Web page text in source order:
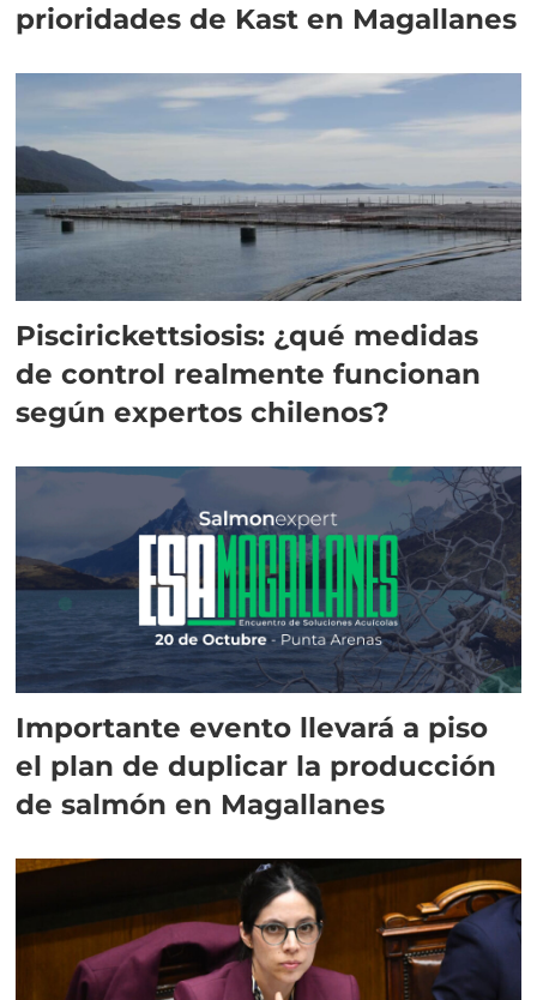
prioridades de Kast en Magallanes
Piscirickettsiosis: ¿qué medidas
de control realmente funcionan
según expertos chilenos?
Importante evento llevará a piso
el plan de duplicar la producción
de salmón en Magallanes